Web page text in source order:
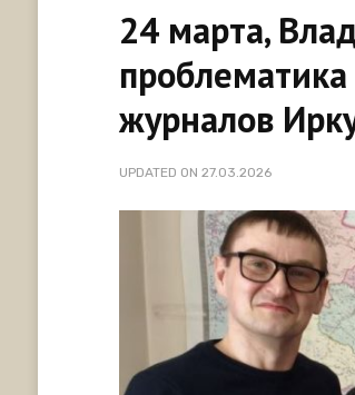
24 марта,
журналов
UPDATED ON27.03.2026